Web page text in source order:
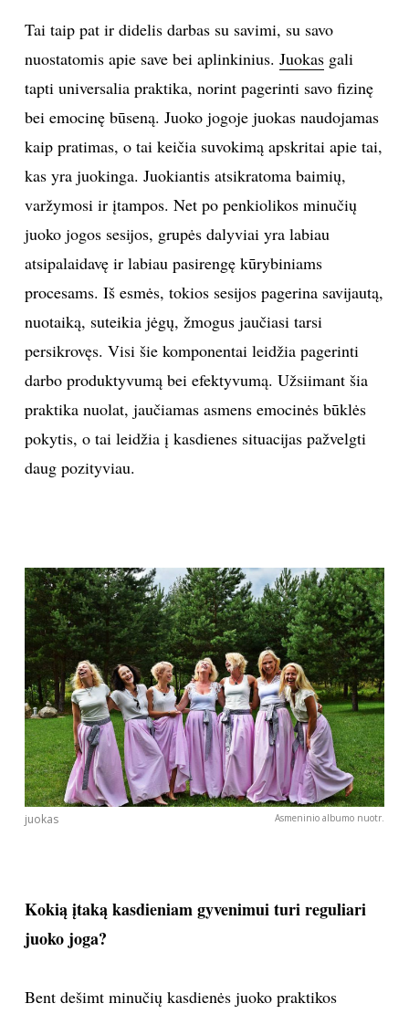
Tai taip pat ir didelis darbas su savimi, su savo
nuostatomis apie save bei aplinkinius. Juokasgali
tapti universalia praktika, norint pagerinti savo fizinę
bei emocinę būseną. Juoko jogoje juokas naudojamas
kaip pratimas, o tai keičia suvokimą apskritai apie tai,
kas yra juokinga. Juokiantis atsikratoma baimių,
varžymosi ir įtampos. Net po penkiolikos minučių
juoko jogos sesijos, grupės dalyviai yra labiau
atsipalaidavę ir labiau pasirengę kūrybiniams
procesams. Iš esmės, tokios sesijos pagerina savijautą,
nuotaiką, suteikia jėgų, žmogus jaučiasi tarsi
persikrovęs. Visi šie komponentai leidžia pagerinti
darbo produktyvumą bei efektyvumą. Užsiimant šia
praktika nuolat, jaučiamas asmens emocinės būklės
pokytis, o tai leidžia į kasdienes situacijas pažvelgti
daug pozityviau.
juokas Asmeninio albumo nuotr.
Kokią įtaką kasdieniam gyvenimui turi reguliari
juoko joga?
Bent dešimt minučių kasdienės juoko praktikos